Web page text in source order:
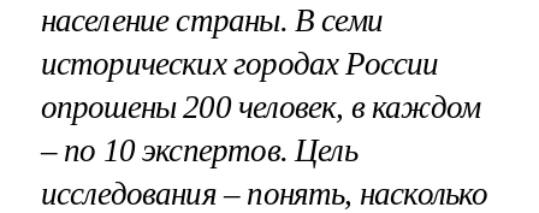
население страны. В семи
исторических городах России
опрошены 200 человек, в каждом
– по 10 экспертов. Цель
исследования – понять, насколько